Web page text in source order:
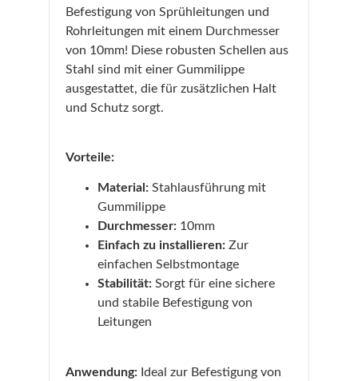
Befestigung von Sprühleitungen und
Rohrleitungen mit einem Durchmesser
von 10mm! Diese robusten Schellen aus
Stahl sind mit einer Gummilippe
ausgestattet, die für zusätzlichen Halt
und Schutz sorgt.
Vorteile:
Material:Stahlausführung mit
Gummilippe
Durchmesser:10mm
Einfach zu installieren:Zur
einfachen Selbstmontage
Stabilität:Sorgt für eine sichere
und stabile Befestigung von
Leitungen
Anwendung:Ideal zur Befestigung von